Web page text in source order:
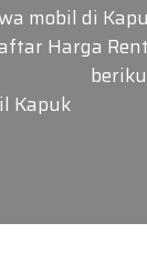
mobil di
Harga
Kapuk